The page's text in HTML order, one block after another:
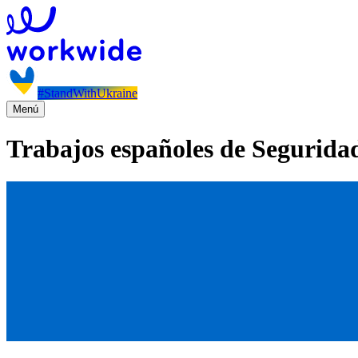
#StandWithUkraine
Menú
Trabajos españoles de